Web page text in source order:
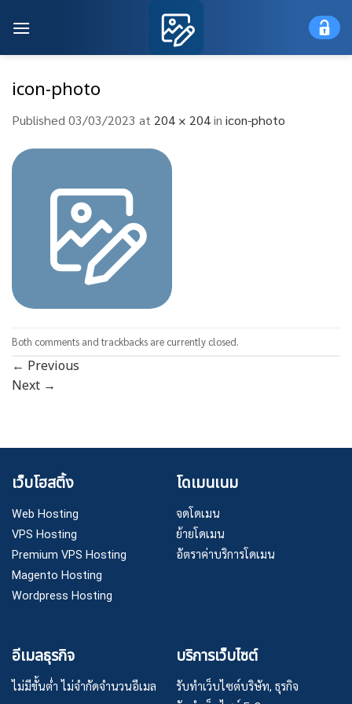
icon-photo
Published 03/03/2023 at 204 × 204in icon-photo
Both comments and trackbacks are currently closed.
← Previous
Next →
เว็บโฮสติ้ง
Web Hosting
VPS Hosting
Premium VPS Hosting
Magento Hosting
Wordpress Hosting
โดเมนเนม
จดโดเมน
ย้ายโดเมน
อัตราค่าบริการโดเมน
อีเมลธุรกิจ
ไม่มีขั้นต่ำ ไม่จำกัดจำนวนอีเมล
บริการเว็บไซต์
รับทำเว็บไซต์บริษัท, ธุรกิจ